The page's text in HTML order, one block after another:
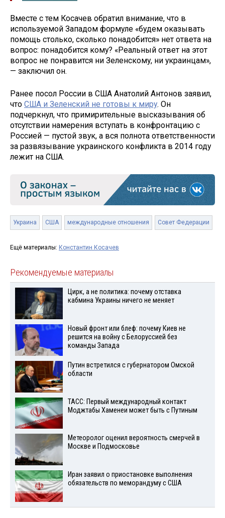
Вместе с тем Косачев обратил внимание, что в
используемой Западом формуле «будем оказывать
помощь столько, сколько понадобится» нет ответа на
вопрос: понадобится кому? «Реальный ответ на этот
вопрос не понравится ни Зеленскому, ни украинцам»,
— заключил он.
Ранее посол России в США Анатолий Антонов заявил,
что США и Зеленский не готовы к миру. Он
подчеркнул, что примирительные высказывания об
отсутствии намерения вступать в конфронтацию с
Россией — пустой звук, а вся полнота ответственности
за развязывание украинского конфликта в 2014 году
лежит на США.
Украина США международные отношения Совет Федерации
Ещё материалы: Константин Косачев
Рекомендуемые материалы
Цирк, а не политика: почему отставка
кабмина Украины ничего не меняет
Новый фронт или блеф: почему Киев не
решится на войну с Белоруссией без
команды Запада
Путин встретился с губернатором Омской
области
ТАСС: Первый международный контакт
Моджтабы Хаменеи может быть с Путиным
Метеоролог оценил вероятность смерчей в
Москве и Подмосковье
Иран заявил о приостановке выполнения
обязательств по меморандуму с США